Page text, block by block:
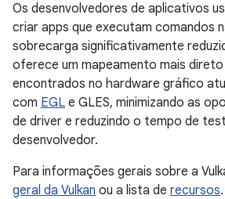
Os desenvolvedores de aplicativos
criar apps que executam comandos
sobrecarga significativamente
oferece um mapeamento mais
encontrados no hardware gráfico
com EGL e GLES, minimizando as
de driver e reduzindo o tempo de
desenvolvedor.
Para informações gerais sobre a
geral da Vulkan ou a lista de recursos.